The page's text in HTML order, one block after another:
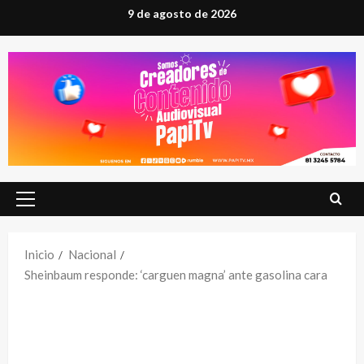
al
contenido
9 de agosto de 2026
Menú
Inicio
Nacional
Sheinbaum responde: ‘carguen magna’ ante gasolina cara